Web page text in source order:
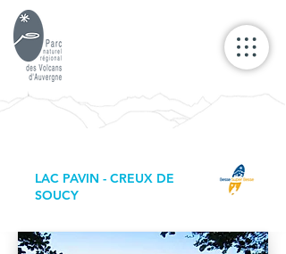
LAC PAVIN - CREUX DE
SOUCY